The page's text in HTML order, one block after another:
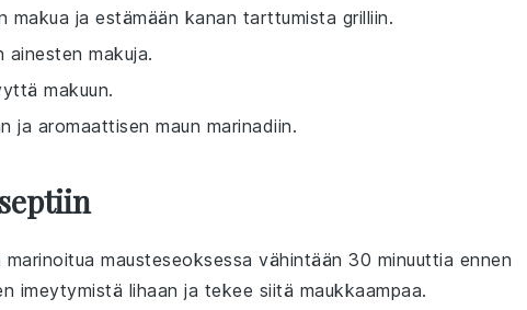
makua ja estämään kanan tarttumista grilliin.
ainesten makuja.
makuun.
ja aromaattisen maun marinadiin.
marinoitua mausteseoksessa vähintään 30 minuuttia ennen
imeytymistä lihaan ja tekee siitä maukkaampaa.